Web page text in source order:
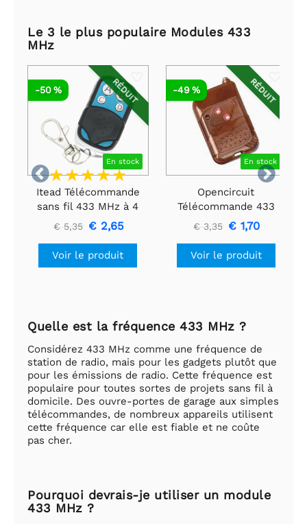
Le 3 le plus populaire Modules 433
MHz


RÉDUIT
En stock
-50 %
Itead Télécommande
sans fil 433 MHz à 4
boutons
€ 5,35 € 2,65
Voir le produit
RÉDUIT
En stock
-49 %
Opencircuit
Télécommande 433
MHz - 2 canaux
€ 3,35 € 1,70
Voir le produit
Quelle est la fréquence 433 MHz ?
Considérez 433 MHz comme une fréquence de
station de radio, mais pour les gadgets plutôt que
pour les émissions de radio. Cette fréquence est
populaire pour toutes sortes de projets sans fil à
domicile. Des ouvre-portes de garage aux simples
télécommandes, de nombreux appareils utilisent
cette fréquence car elle est fiable et ne coûte
pas cher.
Pourquoi devrais-je utiliser un module
433 MHz ?